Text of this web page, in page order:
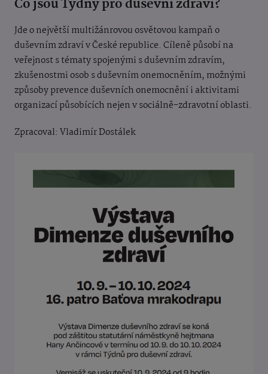
Co jsou Týdny pro duševní zdraví?
Jde o největší multižánrovou osvětovou kampaň o
duševním zdraví v České republice. Cíleně působí na
veřejnost s tématy spojenými s duševním zdravím,
zkušenostmi osob s duševním onemocněním, možnými
způsoby prevence duševních onemocnění i aktivitami
organizací působících nejen v sociálně-zdravotní oblasti.
Zpracoval: Vladimír Dostálek